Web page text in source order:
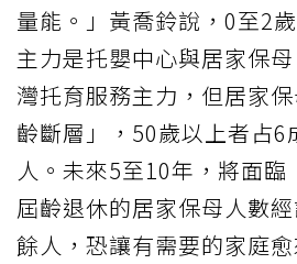
量能。」黃喬鈴說，0至2
主力是托嬰中心與居家保
灣托育服務主力，但居家
齡斷層」，50歲以上者占6
人。未來5至10年，將面臨
屆齡退休的居家保母人數
餘人，恐讓有需要的家庭